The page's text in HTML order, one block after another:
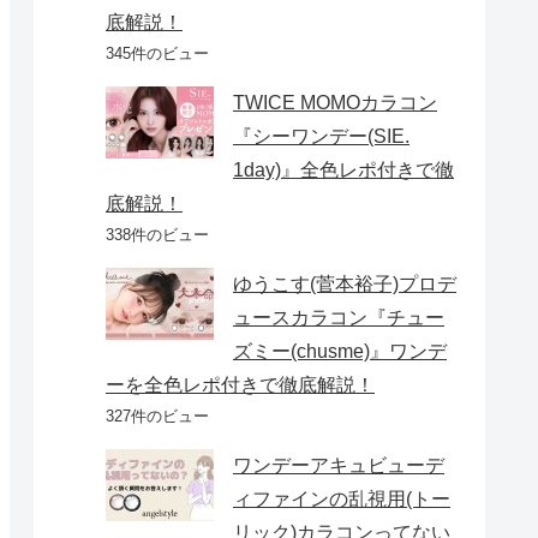
底解説！
345件のビュー
TWICE MOMOカラコン
『シーワンデー(SIE.
1day)』全色レポ付きで徹
底解説！
338件のビュー
ゆうこす(菅本裕子)プロデ
ュースカラコン『チュー
ズミー(chusme)』ワンデ
ーを全色レポ付きで徹底解説！
327件のビュー
ワンデーアキュビューデ
ィファインの乱視用(トー
リック)カラコンってない